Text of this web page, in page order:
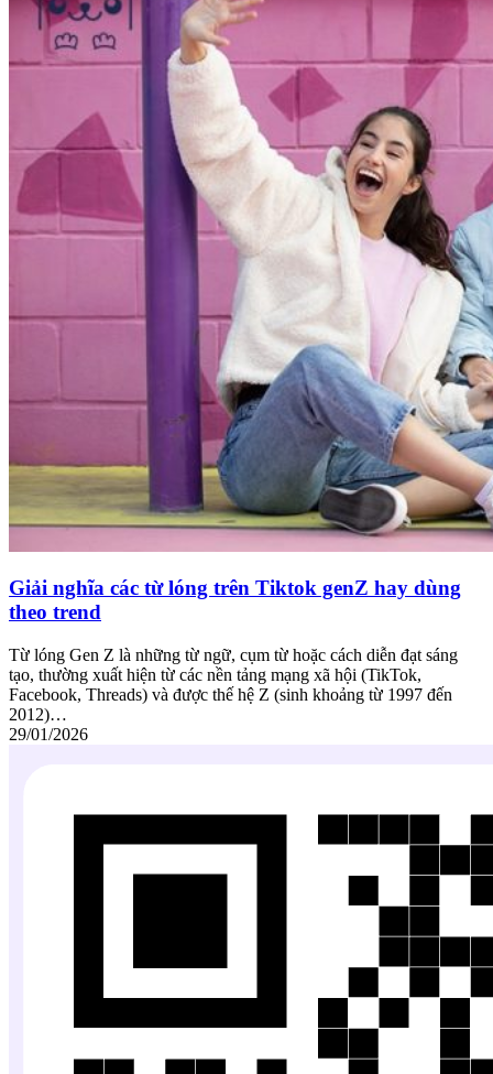
Giải nghĩa các từ lóng trên Tiktok genZ hay dùng
theo trend
Từ lóng Gen Z là những từ ngữ, cụm từ hoặc cách diễn đạt sáng
tạo, thường xuất hiện từ các nền tảng mạng xã hội (TikTok,
Facebook, Threads) và được thế hệ Z (sinh khoảng từ 1997 đến
2012)…
29/01/2026